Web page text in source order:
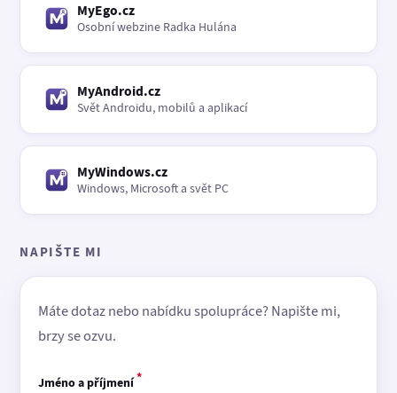
MyEgo.cz
Osobní webzine Radka Hulána
MyAndroid.cz
Svět Androidu, mobilů a aplikací
MyWindows.cz
Windows, Microsoft a svět PC
NAPIŠTE MI
Máte dotaz nebo nabídku spolupráce? Napište mi,
brzy se ozvu.
Jméno a příjmení*